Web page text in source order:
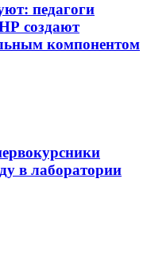
педагоги
создают
компонентом
в лаборатории